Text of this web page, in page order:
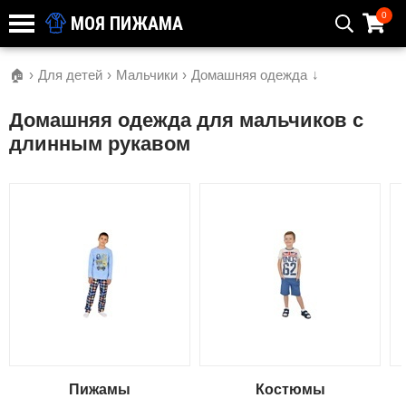
МОЯ ПИЖАМА 0
🏠 › Для детей › Мальчики › Домашняя одежда ↓
Домашняя одежда для мальчиков c
длинным рукавом
Пижамы Костюмы